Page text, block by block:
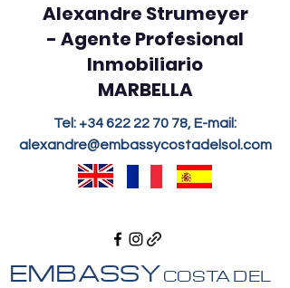
Alexandre Strumeyer
- Agente Profesional
Inmobiliario
MARBELLA
Tel: +34 622 22 70 78, E-mail:
alexandre@embassycostadelsol.com
EMBASSYCOSTA DEL